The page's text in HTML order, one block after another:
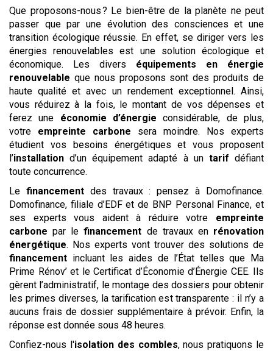
Que proposons-nous ? Le bien-être de la planète ne peut
passer que par une évolution des consciences et une
transition écologique réussie. En effet, se diriger vers les
énergies renouvelables est une solution écologique et
économique. Les divers équipements en énergie
renouvelable que nous proposons sont des produits de
haute qualité et avec un rendement exceptionnel. Ainsi,
vous réduirez à la fois, le montant de vos dépenses et
ferez une économie d’énergie considérable, de plus,
votre empreinte carbone sera moindre. Nos experts
étudient vos besoins énergétiques et vous proposent
l’installation d’un équipement adapté à un tarif défiant
toute concurrence.
Le financementdes travaux : pensez à Domofinance.
Domofinance, filiale d’EDF et de BNP Personal Finance, et
ses experts vous aident à réduire votre empreinte
carbone par lefinancement de travaux en rénovation
énergétique. Nos experts vont trouver des solutions de
financement incluant les aides de l’État telles que Ma
Prime Rénov’ et le Certificat d’Économie d’Énergie CEE. Ils
gèrent l’administratif, le montage des dossiers pour obtenir
les primes diverses, la tarification est transparente : il n’y a
aucuns frais de dossier supplémentaire à prévoir. Enfin, la
réponse est donnée sous 48 heures.
Confiez-nous l'isolation des combles, nous pratiquons le